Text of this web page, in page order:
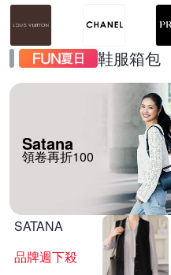
鞋服箱包
Satana
領卷再折100
SATANA
品牌週下殺